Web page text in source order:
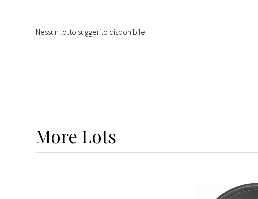
Nessun lotto suggerito disponibile.
More Lots